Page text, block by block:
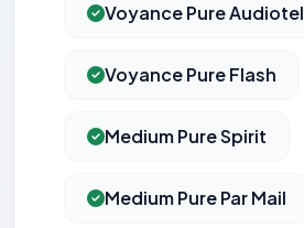
Voyance Pure Audiotel
Voyance Pure Flash
Medium Pure Spirit
Medium Pure Par Mail